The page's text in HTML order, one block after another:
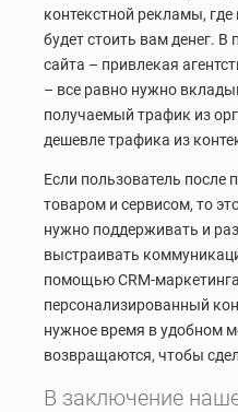
контекстной рекламы,
будет стоить вам денег.
сайта – привлекая
– все равно нужно
получаемый трафик из
дешевле трафика из
Если пользователь после
товаром и сервисом, то
нужно поддерживать и
выстраивать
помощью CRM-
персонализированный
нужное время в удобном
возвращаются, чтобы
В заключение